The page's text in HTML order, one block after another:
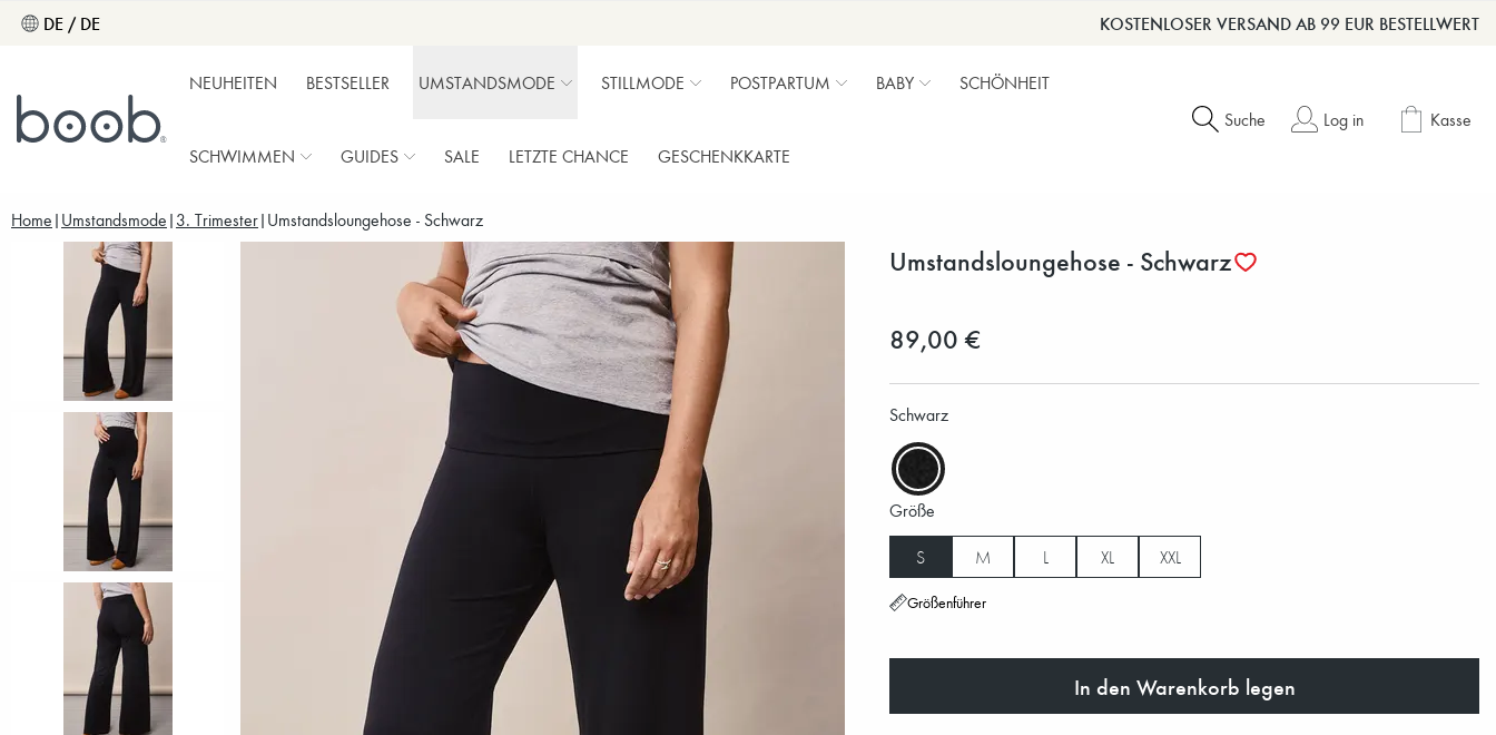
DE / DE KOSTENLOSER VERSAND AB 99 EUR BESTELLWERT
NEUHEITEN BESTSELLER UMSTANDSMODE STILLMODE POSTPARTUM BABY SCHÖNHEIT
SCHWIMMEN GUIDES SALE LETZTE CHANCE GESCHENKKARTE
Suche Log in Kasse
Home Umstandsmode 3. Trimester Umstandsloungehose - Schwarz
Umstandsloungehose - Schwarz
89,00 €
Schwarz
Größe
S M L XL XXL
Größenführer
In den Warenkorb legen